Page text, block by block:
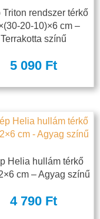
Triton rendszer térkő
20-10)×6 cm –
Terrakotta színű
5 090 Ft
Helia hullám térkő
cm – Agyag színű
4 790 Ft